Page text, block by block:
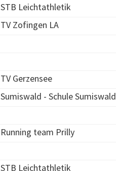
STB Leichtathletik
TV Zofingen LA
TV Gerzensee
Sumiswald - Schule Sumiswald
Running team Prilly
STB Leichtathletik